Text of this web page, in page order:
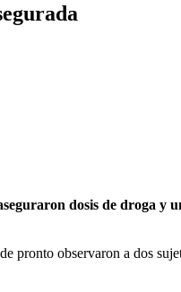
dosis de droga y
pronto observaron a dos